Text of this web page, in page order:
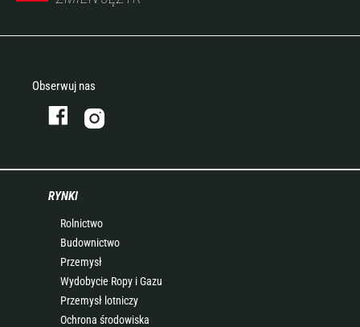
Obserwuj nas
RYNKI
Rolnictwo
Budownictwo
Przemysł
Wydobycie Ropy i Gazu
Przemysł lotniczy
Ochrona środowiska